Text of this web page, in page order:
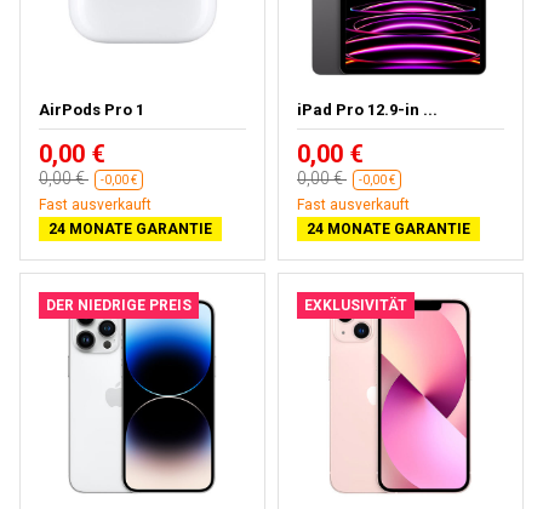
AirPods Pro 1
0,00 €
0,00 € -0,00 €
Fast ausverkauft
24 MONATE GARANTIE
iPad Pro 12.9-in ...
0,00 €
0,00 € -0,00 €
Fast ausverkauft
24 MONATE GARANTIE
DER NIEDRIGE PREIS EXKLUSIVITÄT